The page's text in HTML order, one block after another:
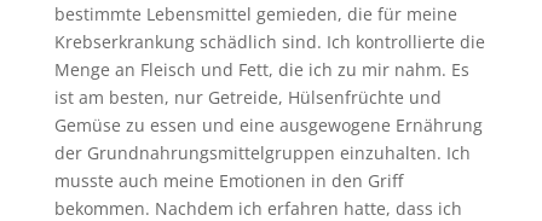
bestimmte Lebensmittel gemieden, die für meine
Krebserkrankung schädlich sind. Ich kontrollierte die
Menge an Fleisch und Fett, die ich zu mir nahm. Es
ist am besten, nur Getreide, Hülsenfrüchte und
Gemüse zu essen und eine ausgewogene Ernährung
der Grundnahrungsmittelgruppen einzuhalten. Ich
musste auch meine Emotionen in den Griff
bekommen. Nachdem ich erfahren hatte, dass ich